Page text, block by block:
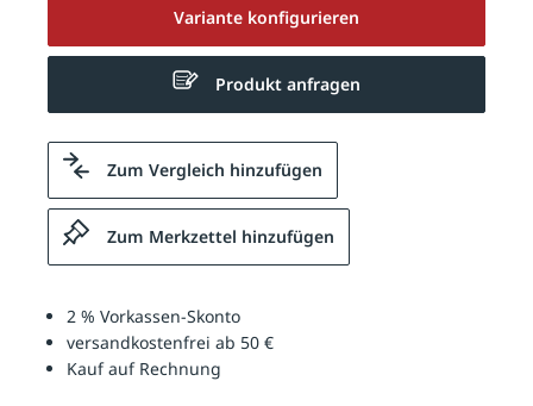
Variante konfigurieren
Produkt anfragen
Zum Vergleich hinzufügen
Zum Merkzettel hinzufügen
2 % Vorkassen-Skonto
versandkostenfrei ab 50 €
Kauf auf Rechnung